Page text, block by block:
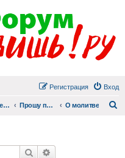
Вход
Регистрация
Практический раздел Прошу помолиться О молитве
Поиск